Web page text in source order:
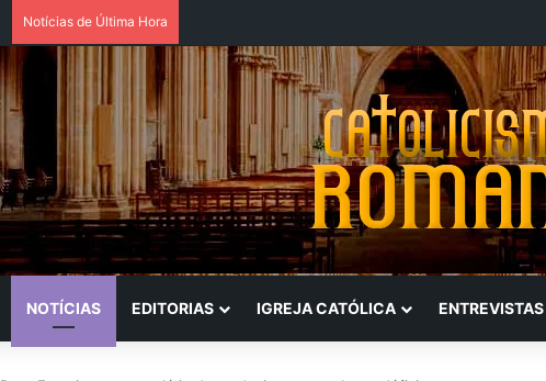
Notícias de Última Hora
NOTÍCIAS EDITORIAS IGREJA CATÓLICA ENTREVISTAS